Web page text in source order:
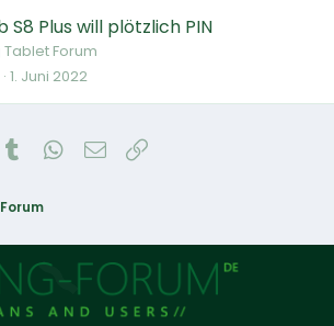
S8 Plus will plötzlich PIN
Forum
1. Juni 2022
Tumblr WhatsApp
E-Mail